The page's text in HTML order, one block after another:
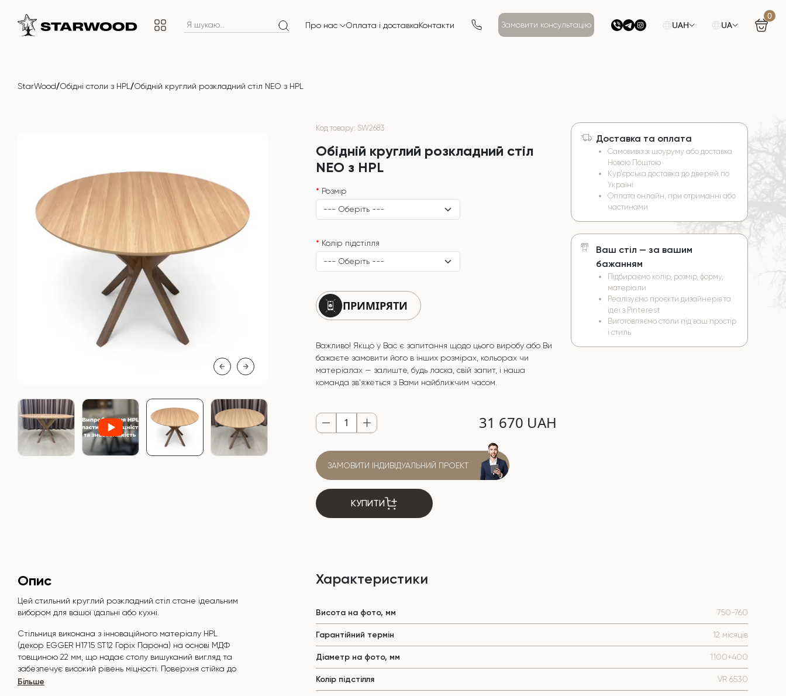
Про нас Оплата і доставкаКонтакти Замовити консультацію UAH UA
0
StarWood/Обідні столи з HPL /Обідній круглий розкладний стіл NEO з HPL
Код товару: SW2683
Обідній круглий розкладний стіл
NEO з HPL
Розмір
Колір підстілля
ПРИМІРЯТИ
Важливо! Якщо у Вас є запитання щодо цього виробу або Ви
бажаєте замовити його в інших розмірах, кольорах чи
матеріалах — залиште, будь ласка, свій запит, і наша
команда зв'яжеться з Вами найближчим часом.
31 670 UAH
ЗАМОВИТИ ІНДИВІДУАЛЬНИЙ ПРОЕКТ
КУПИТИ
Доставка та оплата
Самовивіз зі шоуруму або доставка
Новою Поштою
Кур’єрська доставка до дверей по
Україні
Оплата онлайн, при отриманні або
частинами
Ваш стіл — за вашим
бажанням
Підбираємо колір, розмір, форму,
матеріали
Реалізуємо проєкти дизайнерів та
ідеї з Pinterest
Виготовляємо столи під ваш простір
і стиль
Опис
Цей стильний круглий розкладний стіл стане ідеальним
вибором для вашої їдальні або кухні.
Стільниця виконана з інноваційного матеріалу HPL
(декор EGGER H1715 ST12 Горіх Парона) на основі МДФ
товщиною 22 мм, що надає столу вишуканий вигляд та
забезпечує високий рівень міцності. Поверхня стійка до
подряпин, високих температур, і не вбирає такі
Більше
Характеристики
Висота на фото, мм 750-760
Гарантійний термін 12 місяців
Діаметр на фото, мм 1100+400
Колір підстілля VR 6530